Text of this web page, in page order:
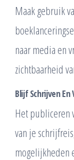
Maak gebruik
naar media en
zichtbaarheid
Blijf Schrijven
Het publiceren
van je
mogelijkheden